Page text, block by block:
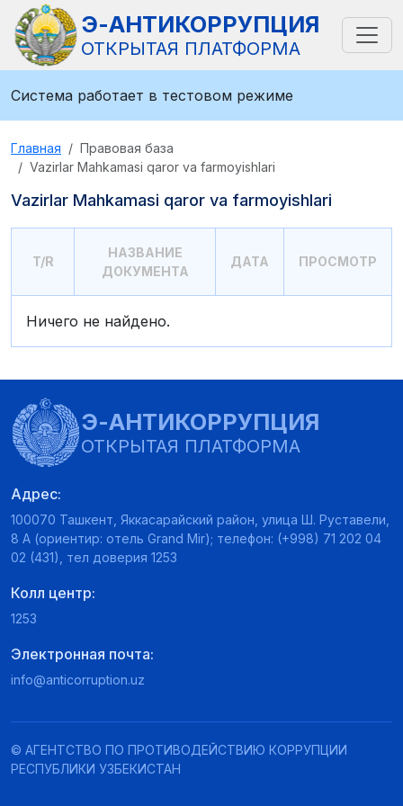
Э-АНТИКОРРУПЦИЯ
ОТКРЫТАЯ ПЛАТФОРМА
Система работает в тестовом режиме
Главная
Правовая база
Vazirlar Mahkamasi qaror va farmoyishlari
Vazirlar Mahkamasi qaror va farmoyishlari
T/R
НАЗВАНИЕ
ДОКУМЕНТА
ДАТА ПРОСМОТР
Ничего не найдено.
Э-АНТИКОРРУПЦИЯ
ОТКРЫТАЯ ПЛАТФОРМА
Адрес:
100070 Ташкент, Яккасарайский район, улица Ш. Руставели,
8 А (ориентир: отель Grand Mir); телефон: (+998) 71 202 04
02 (431), тел доверия 1253
Колл центр:
1253
Электронная почта:
info@anticorruption.uz
© АГЕНТСТВО ПО ПРОТИВОДЕЙСТВИЮ КОРРУПЦИИ
РЕСПУБЛИКИ УЗБЕКИСТАН